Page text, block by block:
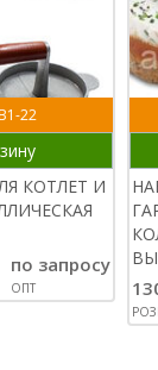
22
КОТЛЕТ И
по запросу
ОПТ